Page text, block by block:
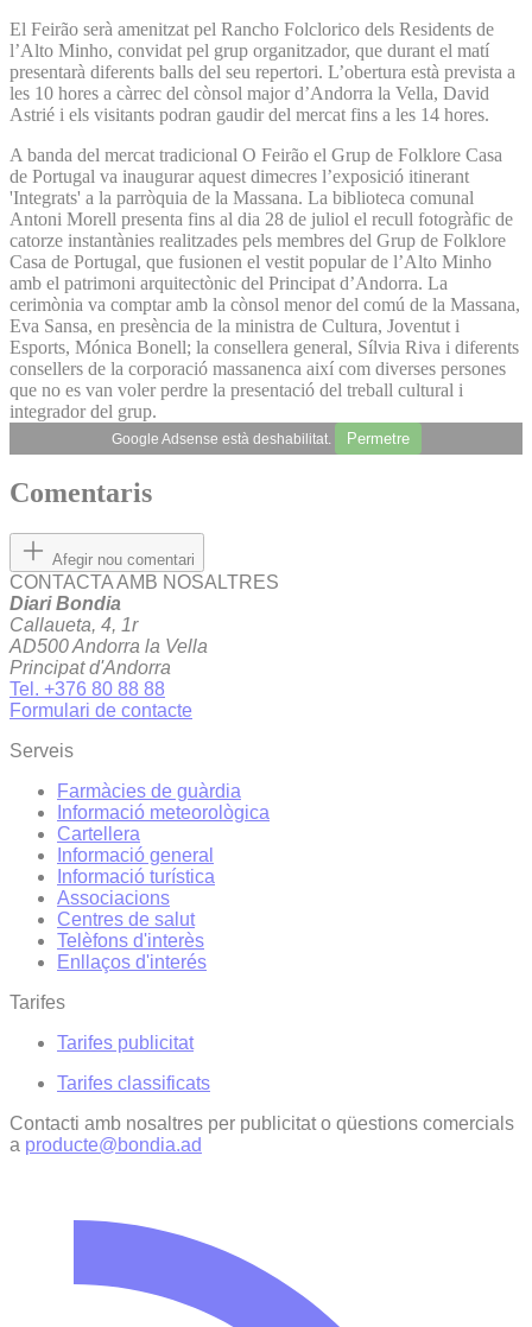
El Feirão serà amenitzat pel Rancho Folclorico dels Residents de
l’Alto Minho, convidat pel grup organitzador, que durant el matí
presentarà diferents balls del seu repertori. L’obertura està prevista a
les 10 hores a càrrec del cònsol major d’Andorra la Vella, David
Astrié i els visitants podran gaudir del mercat fins a les 14 hores.
A banda del mercat tradicional O Feirão el Grup de Folklore Casa
de Portugal va inaugurar aquest dimecres l’exposició itinerant
'Integrats' a la parròquia de la Massana. La biblioteca comunal
Antoni Morell presenta fins al dia 28 de juliol el recull fotogràfic de
catorze instantànies realitzades pels membres del Grup de Folklore
Casa de Portugal, que fusionen el vestit popular de l’Alto Minho
amb el patrimoni arquitectònic del Principat d’Andorra. La
cerimònia va comptar amb la cònsol menor del comú de la Massana,
Eva Sansa, en presència de la ministra de Cultura, Joventut i
Esports, Mónica Bonell; la consellera general, Sílvia Riva i diferents
consellers de la corporació massanenca així com diverses persones
que no es van voler perdre la presentació del treball cultural i
integrador del grup.
Google Adsense està deshabilitat. Permetre
Comentaris
Afegir nou comentari
CONTACTA AMB NOSALTRES
Diari Bondia
Callaueta, 4, 1r
AD500 Andorra la Vella
Principat d'Andorra
Tel. +376 80 88 88
Formulari de contacte
Serveis
Farmàcies de guàrdia
Informació meteorològica
Cartellera
Informació general
Informació turística
Associacions
Centres de salut
Telèfons d'interès
Enllaços d'interés
Tarifes
Tarifes publicitat
Tarifes classificats
Contacti amb nosaltres per publicitat o qüestions comercials
a producte@bondia.ad